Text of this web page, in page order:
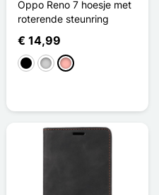
Oppo Reno 7 hoesje met
roterende steunring
€ 14,99
ZwartZilverRose Goud